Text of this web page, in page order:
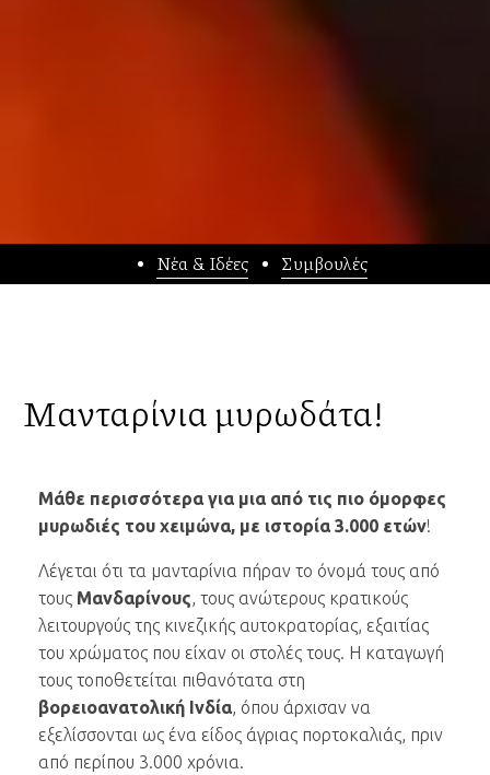
Νέα & Ιδέες Συμβουλές
Μανταρίνια μυρωδάτα!
Μάθε περισσότερα για μια από τις πιο όμορφες
μυρωδιές του χειμώνα, με ιστορία 3.000 ετών!
Λέγεται ότι τα μανταρίνια πήραν το όνομά τους από
τους Μανδαρίνους , τους ανώτερους κρατικούς
λειτουργούς της κινεζικής αυτοκρατορίας, εξαιτίας
του χρώματος που είχαν οι στολές τους. Η καταγωγή
τους τοποθετείται πιθανότατα στη
βορειοανατολική Ινδία , όπου άρχισαν να
εξελίσσονται ως ένα είδος άγριας πορτοκαλιάς, πριν
από περίπου 3.000 χρόνια.